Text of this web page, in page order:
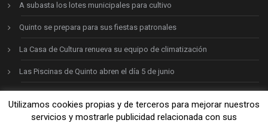
A subasta los lotes municipales para cultivo
Quinto se prepara para sus fiestas patronales
La Casa de Cultura renueva su equipo de climatización
Las Piscinas de Quinto abren el día 5 de junio
Ayto. de Quinto © 2026
Utilizamos cookies propias y de terceros para mejorar nuestros
servicios y mostrarle publicidad relacionada con sus